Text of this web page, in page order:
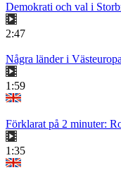
Demokrati och val i
2:47
Några länder i Västeuropa
1:59
Förklarat på 2 minuter:
1:35